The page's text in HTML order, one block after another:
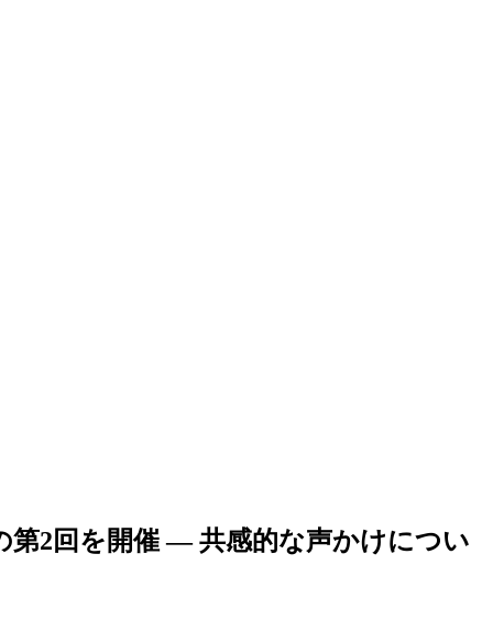
第2回を開催 ― 共感的な声かけについ